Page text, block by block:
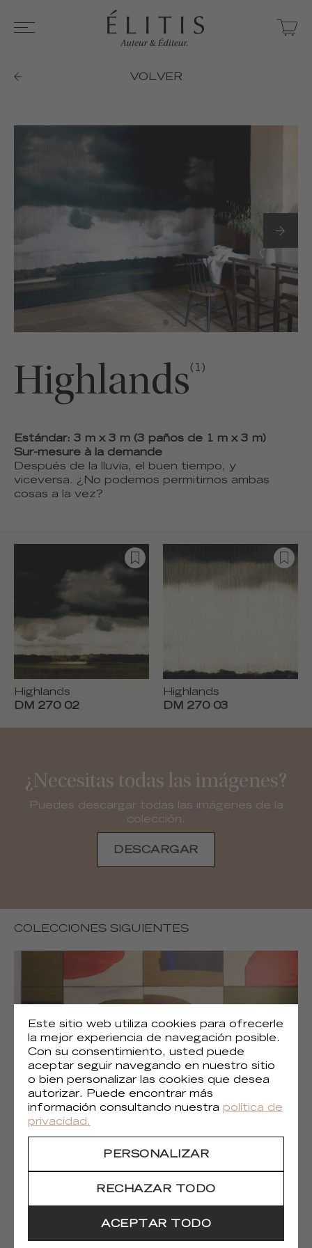
VOLVER
Highlands(1)
Estándar: 3 m x 3 m (3 paños de 1 m x 3 m)
Sur-mesure à la demande
Después de la lluvia, el buen tiempo, y
viceversa. ¿No podemos permitirnos ambas
cosas a la vez?
Highlands
DM 270 02
Highlands
DM 270 03
¿Necesitas todas las imágenes?
Puedes descargar todas las imágenes de la
colección.
DESCARGAR
COLECCIONES SIGUIENTES
(1)
Este sitio web utiliza cookies para ofrecerle
la mejor experiencia de navegación posible.
Con su consentimiento, usted puede
aceptar seguir navegando en nuestro sitio
o bien personalizar las cookies que desea
autorizar. Puede encontrar más
información consultando nuestra política de
privacidad.
PERSONALIZAR
RECHAZAR TODO
ACEPTAR TODO